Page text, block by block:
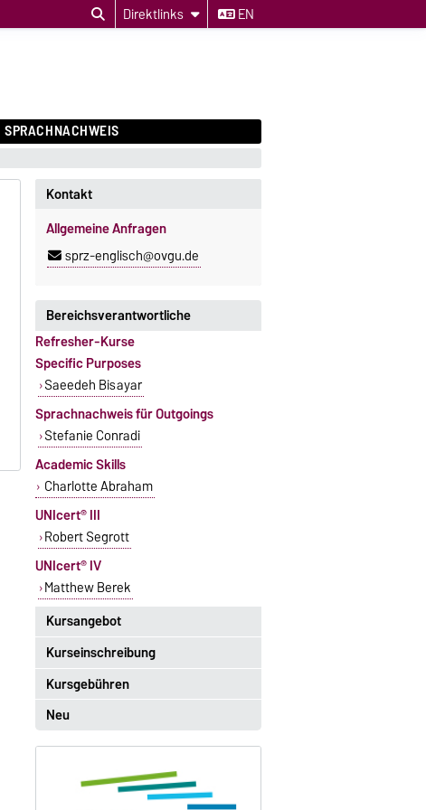
Direktlinks EN
SPRACHNACHWEIS
Kontakt
Allgemeine Anfragen
sprz-englisch@ovgu.de
Kurseinschreibung
Einschreibezeitraum:
5. Oktober 2026, 9.00 Uhr bis
23. Oktober 2026, 18 Uhr
OVGU-Account
Kursangebot
Das aktuelle Kursangebot für
Englisch finden Sie
Bereichsverantwortliche
Refresher-Kurse
Specific Purposes
Saeedeh Bisayar
Sprachnachweis für Outgoings
Stefanie Conradi
Academic Skills
Charlotte Abraham
UNIcert® III
Robert Segrott
UNIcert® IV
Matthew Berek
Kursgebühren
Sprachkurse sind i. d. R.
gebührenpflichtig.
Gebühren
Gebührenrückerstattung
Neu